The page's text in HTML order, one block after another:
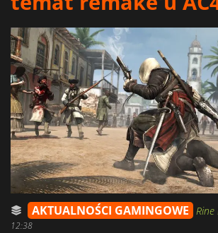
ZALOGUJ SIĘ LUB ZAREJESTRUJ
AKTUALNOŚCI GAMINGOWE Rine
12:38